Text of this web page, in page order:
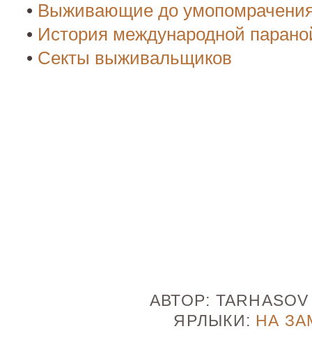
• Выживающие до
• История международной
• Секты выживальщиков
АВТОР:
ЯРЛЫКИ: НА